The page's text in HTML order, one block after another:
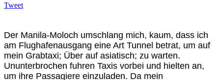
Tweet
Der Manila-Moloch umschlang mich, kaum, dass ich
am Flughafenausgang eine Art Tunnel betrat, um auf
mein Grabtaxi; Über auf asiatisch; zu warten.
Ununterbrochen fuhren Taxis vorbei und hielten an,
um ihre Passagiere einzuladen. Da mein